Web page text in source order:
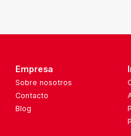
Empresa
Sobre nosotros
Contacto
Blog